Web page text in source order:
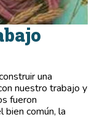
una
nuestro trabajo y
fueron
bien común, la